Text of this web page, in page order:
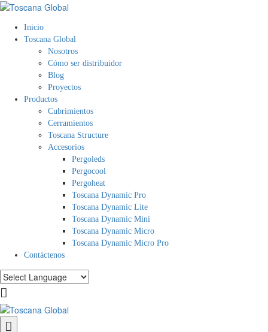
Inicio
Toscana Global
Nosotros
Cómo ser distribuidor
Blog
Proyectos
Productos
Cubrimientos
Cerramientos
Toscana Structure
Accesorios
Pergoleds
Pergocool
Pergoheat
Toscana Dynamic Pro
Toscana Dynamic Lite
Toscana Dynamic Mini
Toscana Dynamic Micro
Toscana Dynamic Micro Pro
Contáctenos